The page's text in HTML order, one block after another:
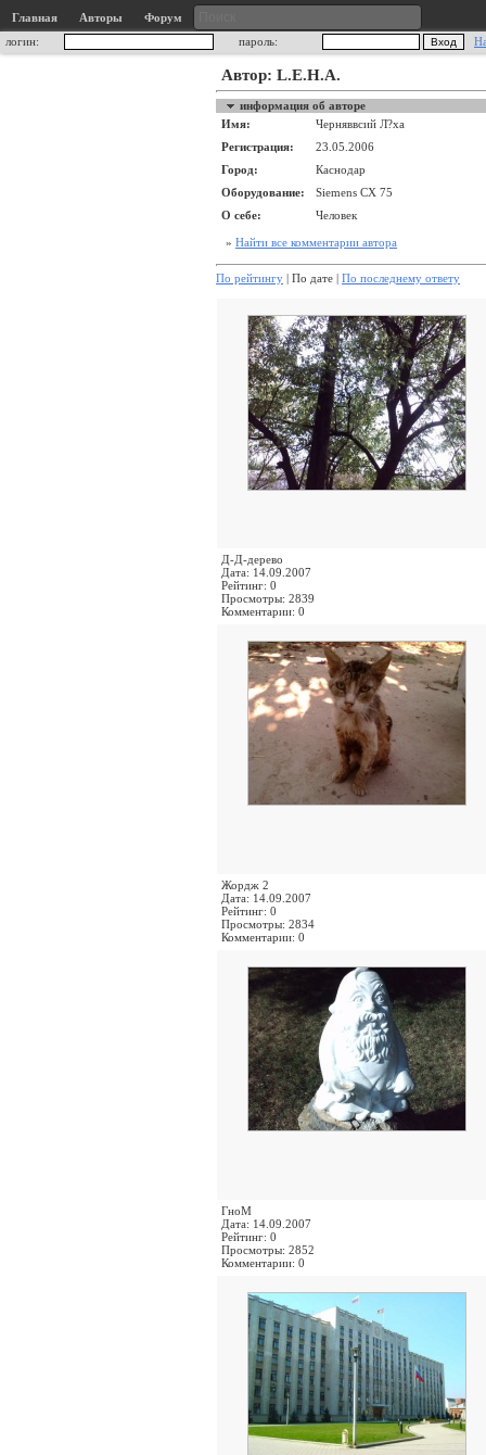
Главная Авторы
Форум
логин:
пароль:
Автор: L.E.H.A.
информация об авторе
Имя:
Черняввсий Л?ха
Регистрация:
23.05.2006
Город:
Каснодар
Оборудование:
Siemens CX 75
О себе:
Человек
» Найти все комментарии автора
По рейтингу | По дате | По последнему ответу
Д-Д-дерево
Дата: 14.09.2007
Рейтинг: 0
Просмотры: 2839
Комментарии: 0
Жордж 2
Дата: 14.09.2007
Рейтинг: 0
Просмотры: 2834
Комментарии: 0
ГноМ
Дата: 14.09.2007
Рейтинг: 0
Просмотры: 2852
Комментарии: 0